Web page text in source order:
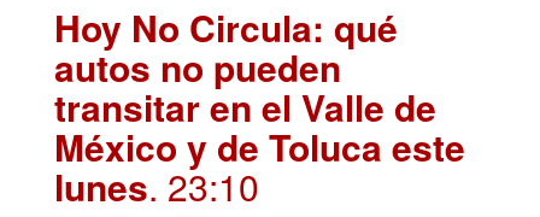
Hoy No Circula: qué
autos no pueden
transitar en el Valle de
México y de Toluca este
lunes. 23:10